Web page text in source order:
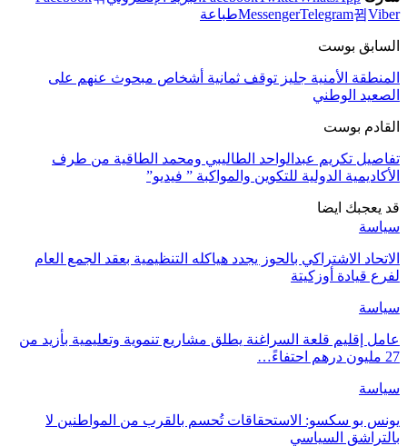
MessengerTelegram Viber طباعة
السابق بوست
المنطقة الأمنية جليز توقف ثمانية أشخاص مبحوث عنهم على
الصعيد الوطني
القادم بوست
تفاصيل تكريم عبدالواحد الطاليبي ومحمد الطاقية من طرف
الأكاديمية الدولية للتكوين والمواكبة ” فيديو”
قد يعجبك ايضا
سياسة
الاتحاد الاشتراكي بالحوز يجدد هياكله التنظيمية بعقد الجمع العام
لفرع قيادة أوزكيتة
سياسة
عامل إقليم قلعة السراغنة يطلق مشاريع تنموية وتعليمية بأزيد من
27 مليون درهم احتفاءً…
سياسة
يونس بو سكسو: الاستحقاقات تُحسم بالقرب من المواطنين لا
بالتراشق السياسي